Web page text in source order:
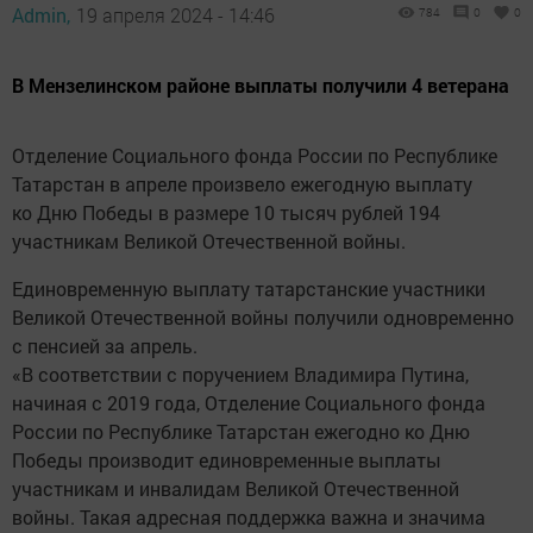
Admin, 19 апреля 2024 - 14:46 784 0 0
В Мензелинском районе выплаты получили 4 ветерана
Отделение Социального фонда России по Республике
Татарстан в апреле произвело ежегодную выплату
ко Дню Победы в размере 10 тысяч рублей 194
участникам Великой Отечественной войны.
Единовременную выплату татарстанские участники
Великой Отечественной войны получили одновременно
с пенсией за апрель.
«В соответствии с поручением Владимира Путина,
начиная с 2019 года, Отделение Социального фонда
России по Республике Татарстан ежегодно ко Дню
Победы производит единовременные выплаты
участникам и инвалидам Великой Отечественной
войны. Такая адресная поддержка важна и значима